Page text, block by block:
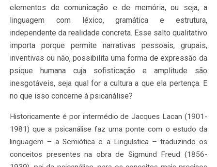
elementos de comunicação e de memória, ou seja, a
linguagem com léxico, gramática e estrutura,
independente da realidade concreta. Esse salto qualitativo
importa porque permite narrativas pessoais, grupais,
inventivas ou não, possibilita uma forma de expressão da
psique humana cuja sofisticação e amplitude são
inesgotáveis, seja qual for a cultura a que ela pertença. E
no que isso concerne à psicanálise?
Historicamente é por intermédio de Jacques Lacan (1901-
1981) que a psicanálise faz uma ponte com o estudo da
linguagem – a Semiótica e a Linguística – traduzindo os
conceitos presentes na obra de Sigmund Freud (1856-